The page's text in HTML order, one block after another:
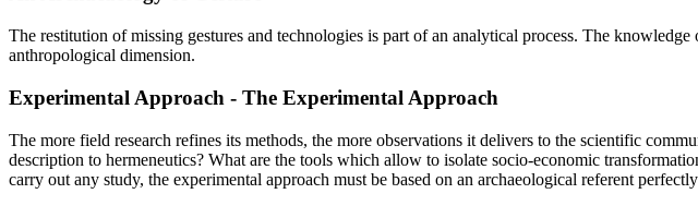
The restitution of missing gestures and technologies is part of an analytical process. The
anthropological dimension.
Experimental Approach - The Experimental Approach
The more field research refines its methods, the more observations it delivers to the scientific
description to hermeneutics? What are the tools which allow to isolate socio-economic
carry out any study, the experimental approach must be based on an archaeological referent